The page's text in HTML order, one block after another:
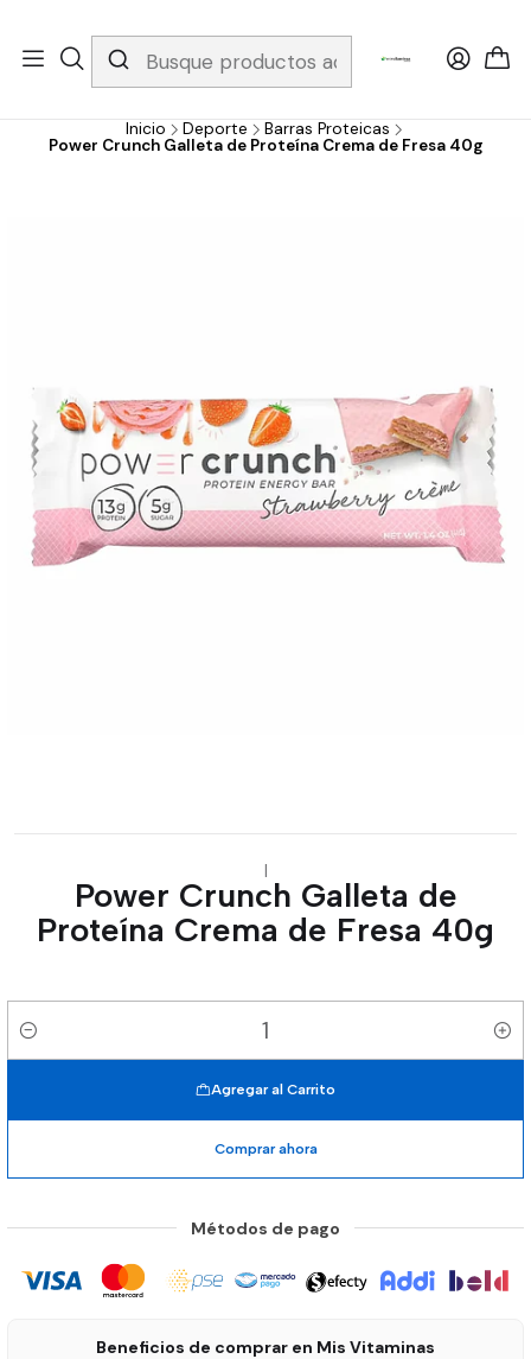
Whatsapp 3229079958/ Fijo 6019251796 / Envios a todo el país y
gratis apartir de 199.000!
Inicio Deporte
Barras Proteicas
Power Crunch Galleta de Proteína Crema de Fresa 40g
|
Power Crunch Galleta de
Proteína Crema de Fresa 40g
Cantidad
Agregar al Carrito
Comprar ahora
Métodos de pago
Beneficios de comprar en Mis Vitaminas